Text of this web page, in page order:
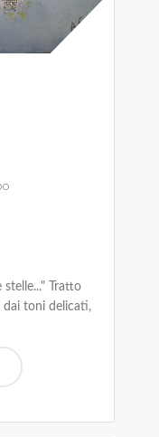
Tratto
dai toni delicati,